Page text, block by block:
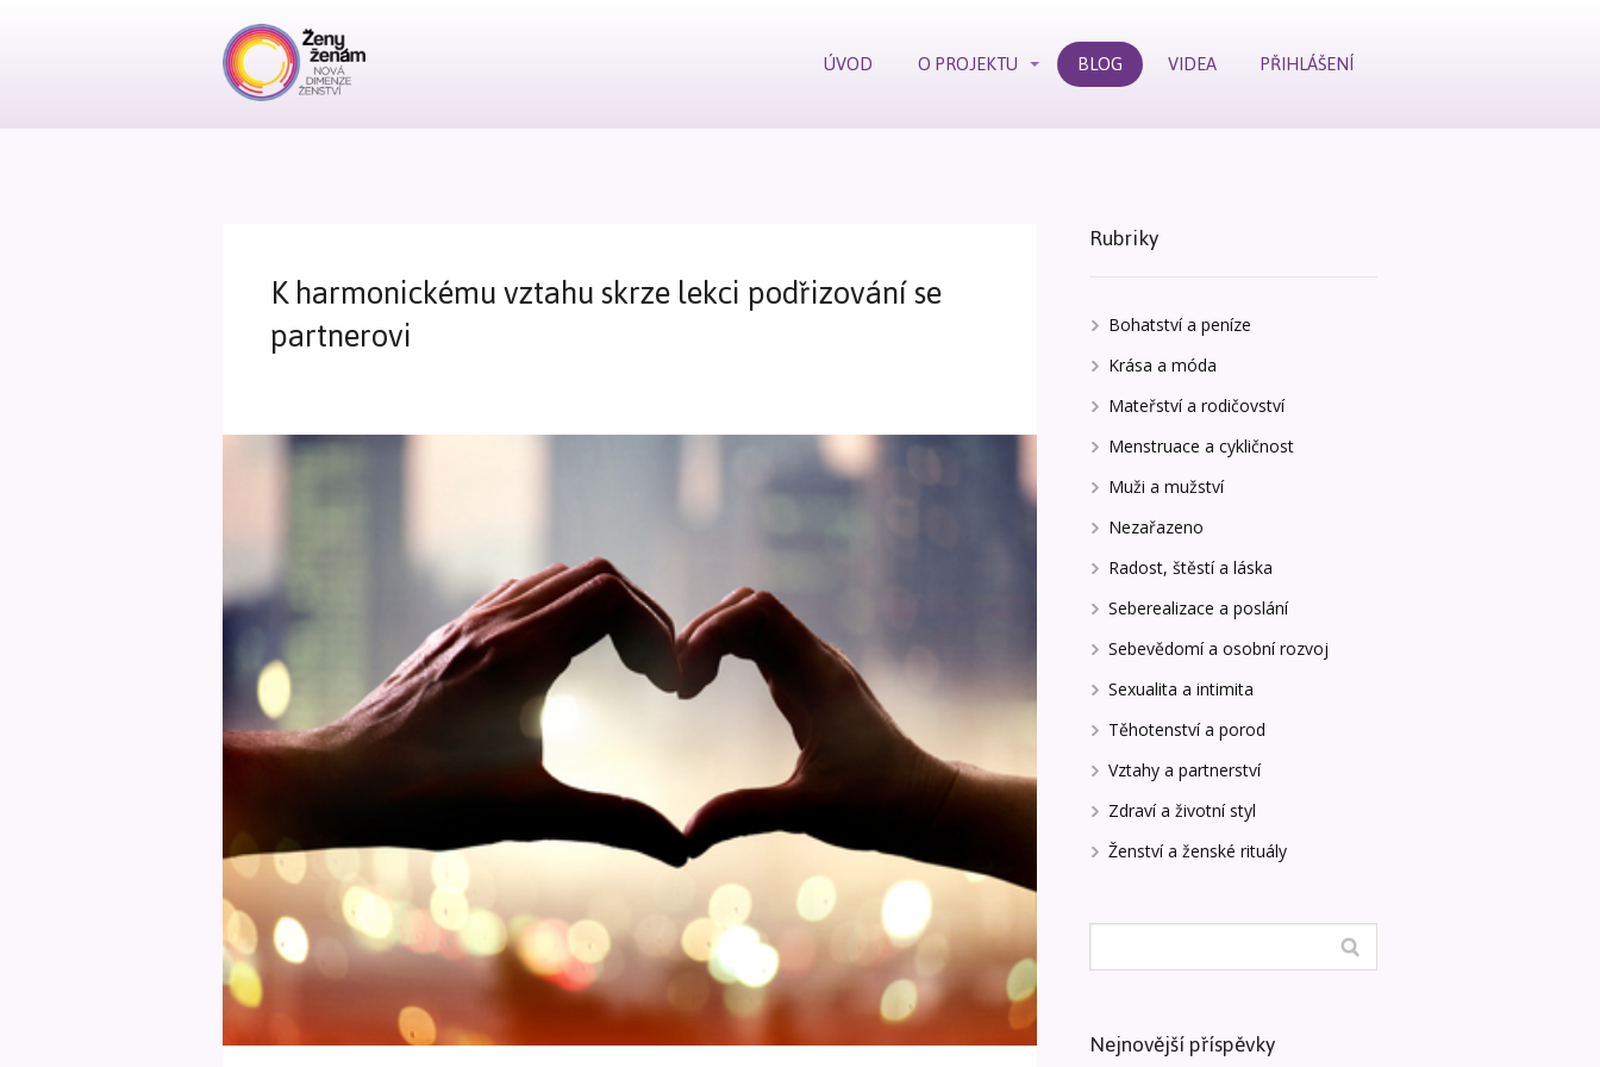
ÚVOD O PROJEKTU BLOG VIDEA PŘIHLÁŠENÍ
K harmonickému vztahu skrze lekci podřizování se
partnerovi
Rubriky
Bohatství a peníze
Krása a móda
Mateřství a rodičovství
Menstruace a cykličnost
Muži a mužství
Nezařazeno
Radost, štěstí a láska
Seberealizace a poslání
Sebevědomí a osobní rozvoj
Sexualita a intimita
Těhotenství a porod
Vztahy a partnerství
Zdraví a životní styl
Ženství a ženské rituály
Nejnovější příspěvky